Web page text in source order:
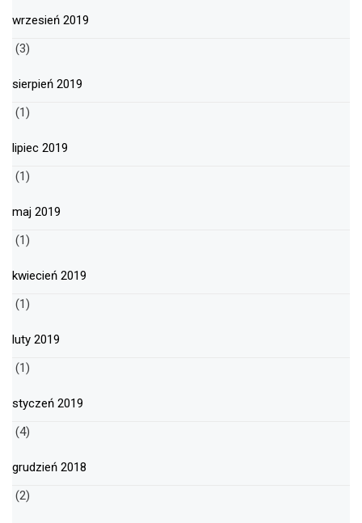
wrzesień 2019
(3)
sierpień 2019
(1)
lipiec 2019
(1)
maj 2019
(1)
kwiecień 2019
(1)
luty 2019
(1)
styczeń 2019
(4)
grudzień 2018
(2)